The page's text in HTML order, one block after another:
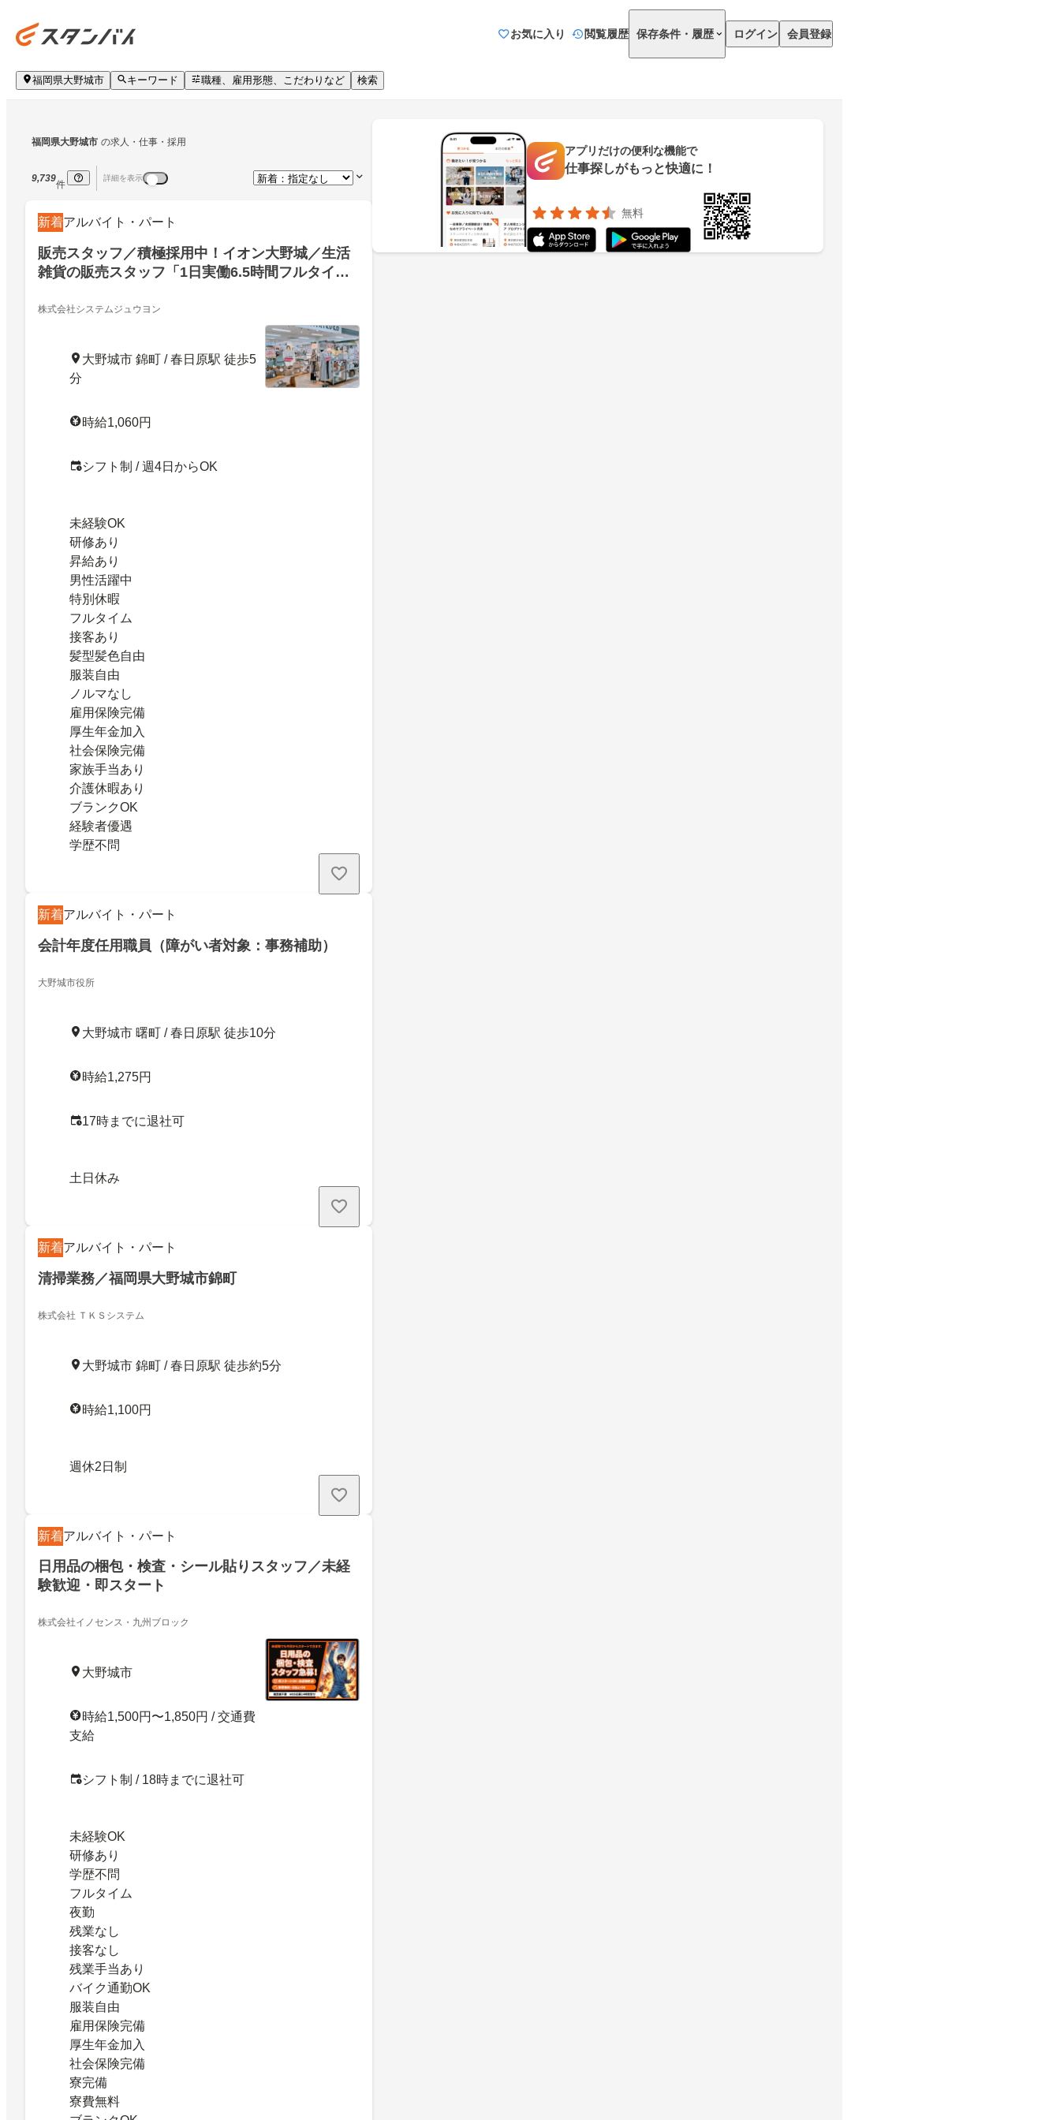
お気に入り 閲覧履歴 保存条件・履歴 ログイン 会員登録
福岡県大野城市 キーワード 職種、雇用形態、こだわりなど 検索
福岡県大野城市 の求人・仕事・採用
9,739
件
詳細を表示
新着アルバイト・パート
販売スタッフ／積極採用中！イオン大野城／生活
雑貨の販売スタッフ「1日実働6.5時間フルタイム
株式会社システムジュウヨン
大野城市 錦町 / 春日原駅 徒歩5
分
時給1,060円
シフト制 / 週4日からOK
未経験OK
研修あり
昇給あり
男性活躍中
特別休暇
フルタイム
接客あり
髪型髪色自由
服装自由
ノルマなし
雇用保険完備
厚生年金加入
社会保険完備
家族手当あり
介護休暇あり
ブランクOK
経験者優遇
学歴不問
新着アルバイト・パート
会計年度任用職員（障がい者対象：事務補助）
大野城市役所
大野城市 曙町 / 春日原駅 徒歩10分
時給1,275円
17時までに退社可
土日休み
新着アルバイト・パート
清掃業務／福岡県大野城市錦町
株式会社 ＴＫＳシステム
大野城市 錦町 / 春日原駅 徒歩約5分
時給1,100円
週休2日制
新着アルバイト・パート
日用品の梱包・検査・シール貼りスタッフ／未経
験歓迎・即スタート
株式会社イノセンス・九州ブロック
大野城市
時給1,500円〜1,850円 / 交通費
支給
シフト制 / 18時までに退社可
未経験OK
研修あり
学歴不問
フルタイム
夜勤
残業なし
接客なし
残業手当あり
バイク通勤OK
服装自由
雇用保険完備
厚生年金加入
社会保険完備
寮完備
寮費無料
アプリだけの便利な機能で
仕事探しがもっと快適に！
無料